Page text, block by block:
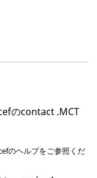
のcontact .MCT
のヘルプをご参照くだ